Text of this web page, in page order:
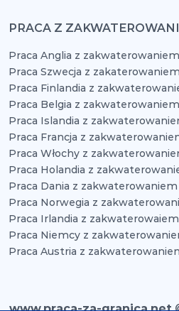
PRACA Z
Praca Anglia z zakwaterowaniem
Praca Szwecja z zakaterowaniem
Praca Finlandia z
Praca Belgia z zakwaterowaniem
Praca Islandia z
Praca Francja z
Praca Włochy z
Praca Holandia z
Praca Dania z zakwaterowaniem
Praca Norwegia z
Praca Irlandia z zakwaterowaiem
Praca Niemcy z
Praca Austria z